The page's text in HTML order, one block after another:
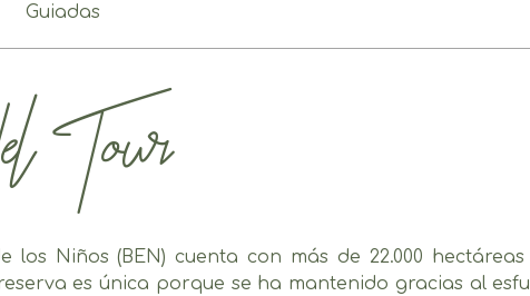
Guiadas
Tour
los Niños (BEN) cuenta con más de 22.000
es única porque se ha mantenido gracias al